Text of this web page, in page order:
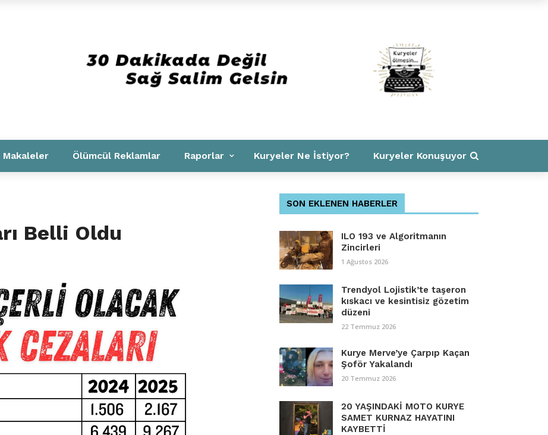
Makaleler Ölümcül Reklamlar Raporlar Kuryeler Ne İstiyor? Kuryeler Konuşuyor
Belli Oldu
SON EKLENEN HABERLER
ILO 193 ve Algoritmanın
Zincirleri
1 Ağustos 2026
Trendyol Lojistik’te taşeron
kıskacı ve kesintisiz gözetim
düzeni
22 Temmuz 2026
Kurye Merve’ye Çarpıp Kaçan
Şoför Yakalandı
20 Temmuz 2026
20 YAŞINDAKİ MOTO KURYE
SAMET KURNAZ HAYATINI
KAYBETTİ